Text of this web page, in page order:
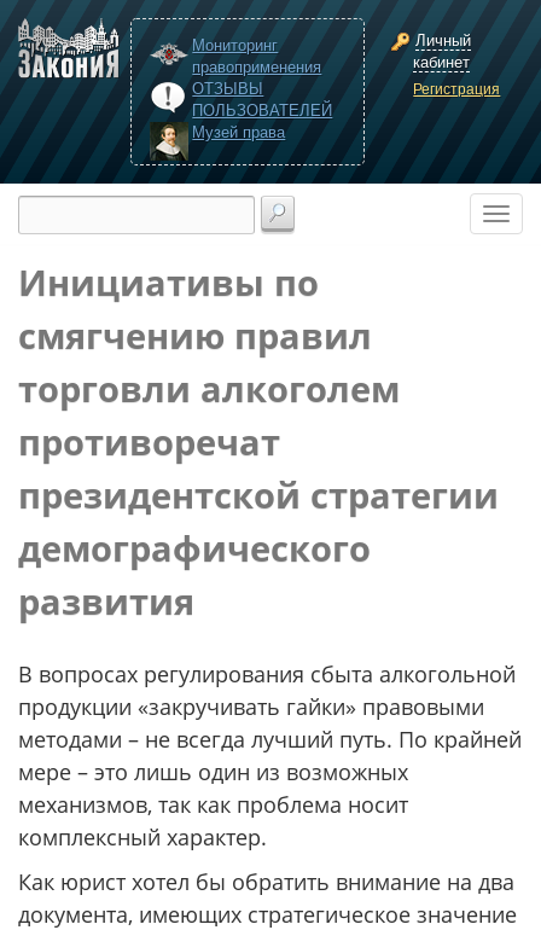
Мониторинг
правоприменения
ОТЗЫВЫ
ПОЛЬЗОВАТЕЛЕЙ
Музей права
Личный
кабинет
Регистрация
Инициативы по
смягчению правил
торговли алкоголем
противоречат
президентской стратегии
демографического
развития
В вопросах регулирования сбыта алкогольной
продукции «закручивать гайки» правовыми
методами – не всегда лучший путь. По крайней
мере – это лишь один из возможных
механизмов, так как проблема носит
комплексный характер.
Как юрист хотел бы обратить внимание на два
документа, имеющих стратегическое значение